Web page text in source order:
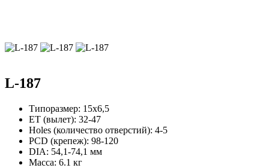
L-187
Типоразмер: 15х6,5
ЕТ (вылет): 32-47
Holes (количество отверстий): 4-5
PCD (крепеж): 98-120
DIA: 54,1-74,1 мм
Масса: 6.1 кг